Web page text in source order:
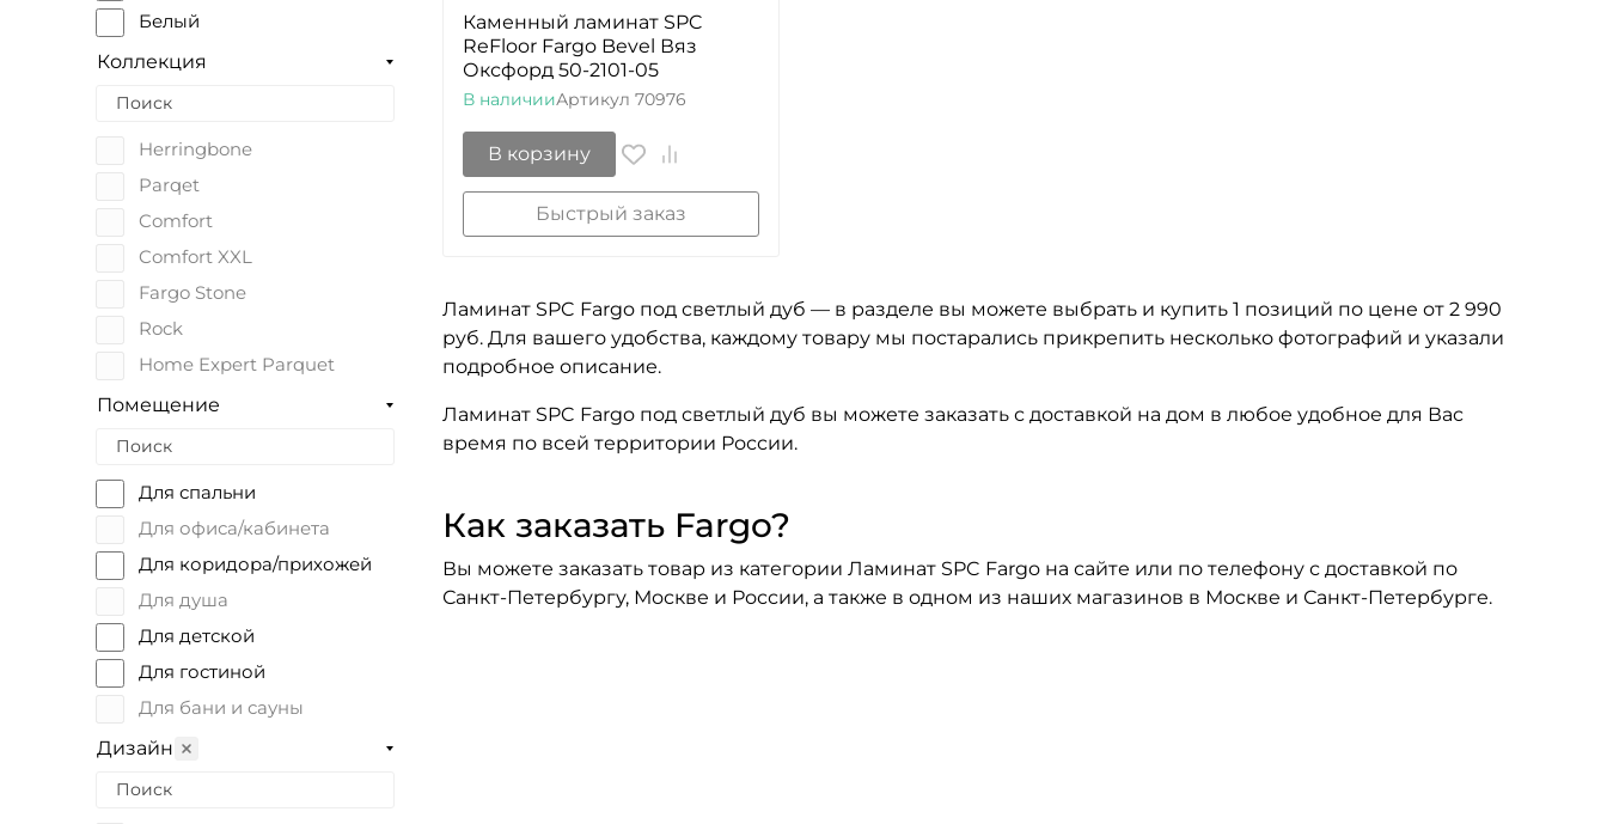
Белый
Зеленый
Серый
Темный
Оливковый
Коллекция
Herringbone
Parqet
Comfort
Comfort XXL
Fargo Stone
Rock
Home Expert Parquet
Home Expert Natural
Помещение
Для спальни
Для офиса/кабинета
Для коридора/прихожей
Для душа
Для детской
Для гостиной
Для бани и сауны
Для балкона
Дизайн
Каменный ламинат SPC
ReFloor Fargo Bevel Вяз
Оксфорд 50-2101-05
В наличииАртикул 70976
В корзину
Быстрый заказ
Ламинат SPC Fargo под светлый дуб — в разделе вы можете выбрать и купить 1 позиций по цене от 2 990
руб. Для вашего удобства, каждому товару мы постарались прикрепить несколько фотографий и указали
подробное описание.
Ламинат SPC Fargo под светлый дуб вы можете заказать с доставкой на дом в любое удобное для Вас
время по всей территории России.
Как заказать Fargo?
Вы можете заказать товар из категории Ламинат SPC Fargo на сайте или по телефону с доставкой по
Санкт-Петербургу, Москве и России, а также в одном из наших магазинов в Москве и Санкт-Петербурге.